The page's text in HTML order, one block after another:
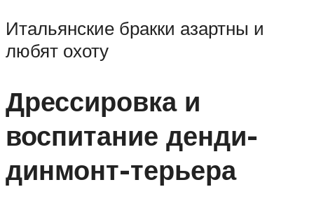
Итальянские бракки азартны и
любят охоту
Дрессировка и
воспитание денди-
динмонт-терьера